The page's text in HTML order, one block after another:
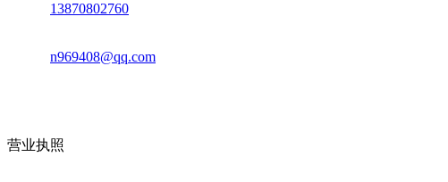
13870802760
n969408@qq.com
营业执照